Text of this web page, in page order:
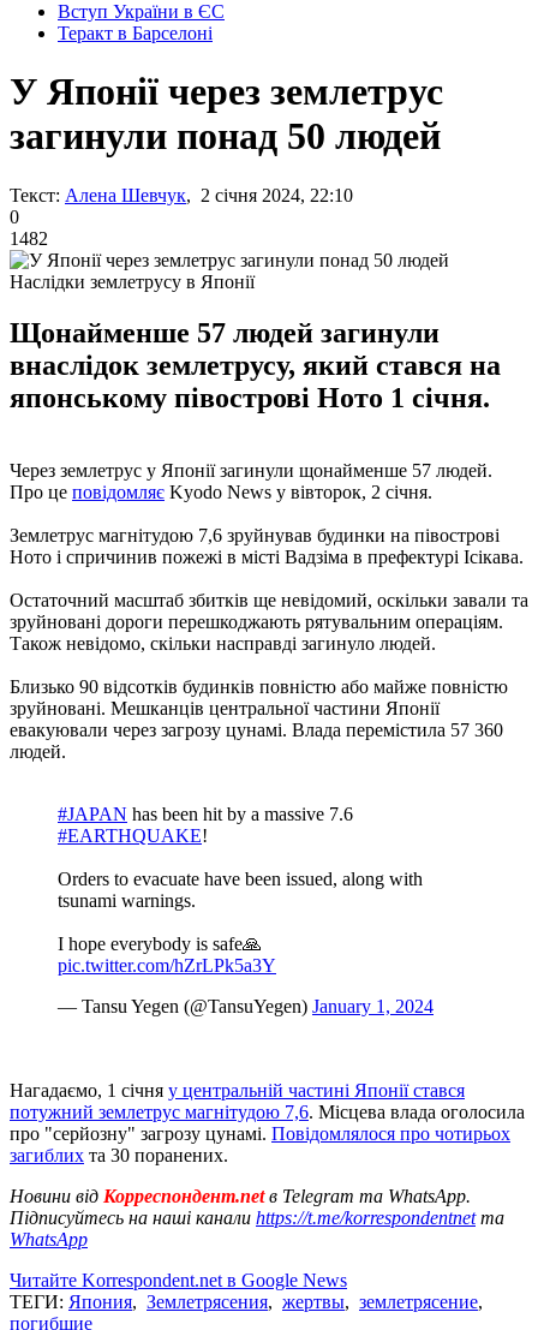
Вступ України в ЄС
Теракт в Барселоні
У Японії через землетрус
загинули понад 50 людей
Текст: Алена Шевчук, 2 січня 2024, 22:10
0
1482
Наслідки землетрусу в Японії
Щонайменше 57 людей загинули
внаслідок землетрусу, який стався на
японському півострові Ното 1 січня.
Через землетрус у Японії загинули щонайменше 57 людей.
Про це повідомляє Kyodo News у вівторок, 2 січня.
Землетрус магнітудою 7,6 зруйнував будинки на півострові
Ното і спричинив пожежі в місті Вадзіма в префектурі Ісікава.
Остаточний масштаб збитків ще невідомий, оскільки завали та
зруйновані дороги перешкоджають рятувальним операціям.
Також невідомо, скільки насправді загинуло людей.
Близько 90 відсотків будинків повністю або майже повністю
зруйновані. Мешканців центральної частини Японії
евакуювали через загрозу цунамі. Влада перемістила 57 360
людей.
#JAPAN has been hit by a massive 7.6
#EARTHQUAKE!
Orders to evacuate have been issued, along with
tsunami warnings.
I hope everybody is safe🙏
pic.twitter.com/hZrLPk5a3Y
— Tansu Yegen (@TansuYegen) January 1, 2024
Нагадаємо, 1 січня у центральній частині Японії стався
потужний землетрус магнітудою 7,6. Місцева влада оголосила
про "серйозну" загрозу цунамі. Повідомлялося про чотирьох
загиблих та 30 поранених.
Новини від Корреспондент.netв Telegram та WhatsApp.
Підписуйтесь на наші канали https://t.me/korrespondentnetта
WhatsApp
Читайте Korrespondent.net в Google News
ТЕГИ: Япония, Землетрясения, жертвы, землетрясение,
погибшие